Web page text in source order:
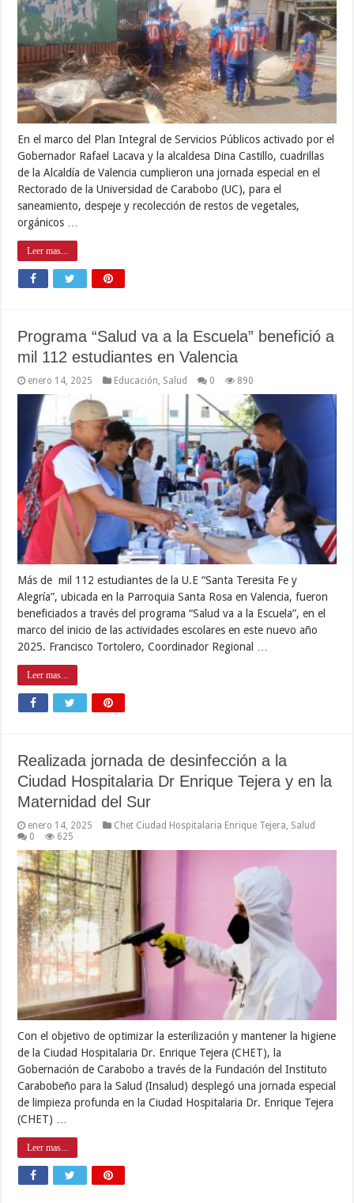
En el marco del Plan Integral de Servicios Públicos activado por el
Gobernador Rafael Lacava y la alcaldesa Dina Castillo, cuadrillas
de la Alcaldía de Valencia cumplieron una jornada especial en el
Rectorado de la Universidad de Carabobo (UC), para el
saneamiento, despeje y recolección de restos de vegetales,
orgánicos …
Leer mas...
Programa “Salud va a la Escuela” benefició a
mil 112 estudiantes en Valencia
enero 14, 2025 Educación, Salud 0 890
Más de mil 112 estudiantes de la U.E “Santa Teresita Fe y
Alegría”, ubicada en la Parroquia Santa Rosa en Valencia, fueron
beneficiados a través del programa “Salud va a la Escuela”, en el
marco del inicio de las actividades escolares en este nuevo año
2025. Francisco Tortolero, Coordinador Regional …
Leer mas...
Realizada jornada de desinfección a la
Ciudad Hospitalaria Dr Enrique Tejera y en la
Maternidad del Sur
enero 14, 2025 Chet Ciudad Hospitalaria Enrique Tejera, Salud
0
625
Con el objetivo de optimizar la esterilización y mantener la higiene
de la Ciudad Hospitalaria Dr. Enrique Tejera (CHET), la
Gobernación de Carabobo a través de la Fundación del Instituto
Carabobeño para la Salud (Insalud) desplegó una jornada especial
de limpieza profunda en la Ciudad Hospitalaria Dr. Enrique Tejera
(CHET) …
Leer mas...